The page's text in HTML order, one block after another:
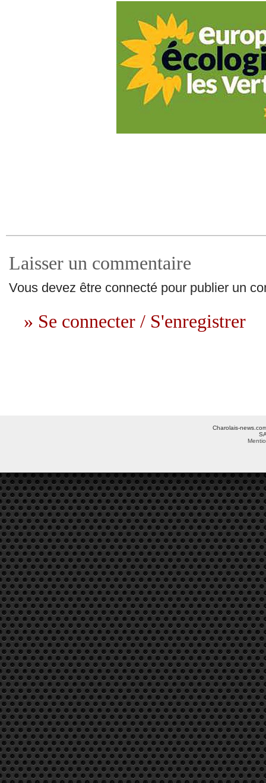
Laisser un commentaire
Vous devez être connecté pour publier un
» Se connecter / S'enregistrer
Charolais-